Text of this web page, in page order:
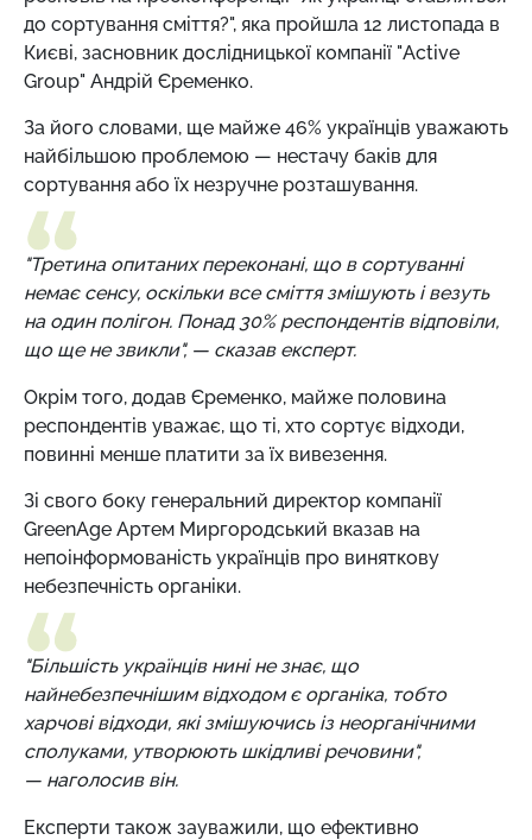
до сортування сміття?", яка пройшла 12 листопада в
Києві, засновник дослідницької компанії "Active
Group" Андрій Єременко.
За його словами, ще майже 46% українців уважають
найбільшою проблемою — нестачу баків для
сортування або їх незручне розташування.
"Третина опитаних переконані, що в сортуванні
немає сенсу, оскільки все сміття змішують і везуть
на один полігон. Понад 30% респондентів відповіли,
що ще не звикли", — сказав експерт.
Окрім того, додав Єременко, майже половина
респондентів уважає, що ті, хто сортує відходи,
повинні менше платити за їх вивезення.
Зі свого боку генеральний директор компанії
GreenAge Артем Миргородський вказав на
непоінформованість українців про виняткову
небезпечність органіки.
"Більшість українців нині не знає, що
найнебезпечнішим відходом є органіка, тобто
харчові відходи, які змішуючись із неорганічними
сполуками, утворюють шкідливі речовини",
— наголосив він.
Експерти також зауважили, що ефективно